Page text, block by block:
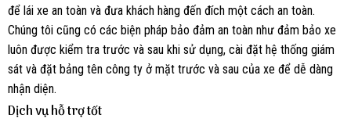
để lái xe an toàn và đưa khách hàng đến đích một cách an toàn.
Chúng tôi cũng có các biện pháp bảo đảm an toàn như đảm bảo xe
luôn được kiểm tra trước và sau khi sử dụng, cài đặt hệ thống giám
sát và đặt bảng tên công ty ở mặt trước và sau của xe để dễ dàng
nhận diện.
Dịch vụ hỗ trợ tốt